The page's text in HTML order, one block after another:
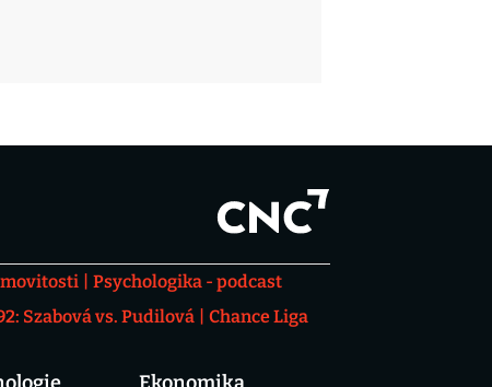
Psychologika - podcast
Szabová vs. Pudilová
Chance Liga